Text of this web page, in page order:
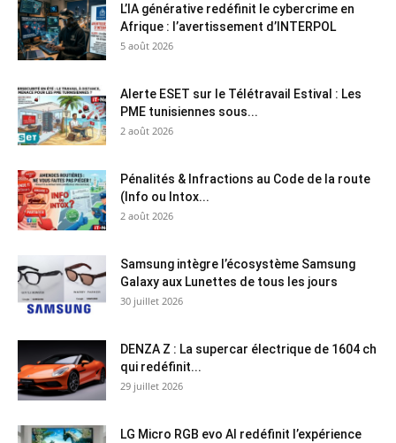
L’IA générative redéfinit le cybercrime en
Afrique : l’avertissement d’INTERPOL
5 août 2026
Alerte ESET sur le Télétravail Estival : Les
PME tunisiennes sous...
2 août 2026
Pénalités & Infractions au Code de la route
(Info ou Intox...
2 août 2026
Samsung intègre l’écosystème Samsung
Galaxy aux Lunettes de tous les jours
30 juillet 2026
DENZA Z : La supercar électrique de 1604 ch
qui redéfinit...
29 juillet 2026
LG Micro RGB evo AI redéfinit l’expérience